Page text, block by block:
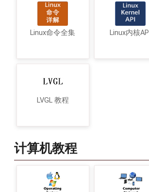
Linux命令全集 Linux内核API
LVGL 教程
计算机教程